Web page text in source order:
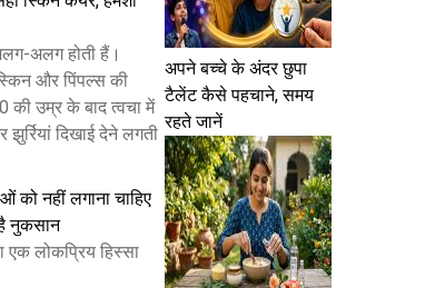
अलग होती हैं।
और पिंपल्स की
की उम्र के बाद त्वचा में
दिखाई देने लगती
को नहीं लगाना चाहिए
नुकसान
लोकप्रिय हिस्सा
अपने बच्चे के अंदर छुपा
टैलेंट कैसे पहचाने, समय
रहते जानें